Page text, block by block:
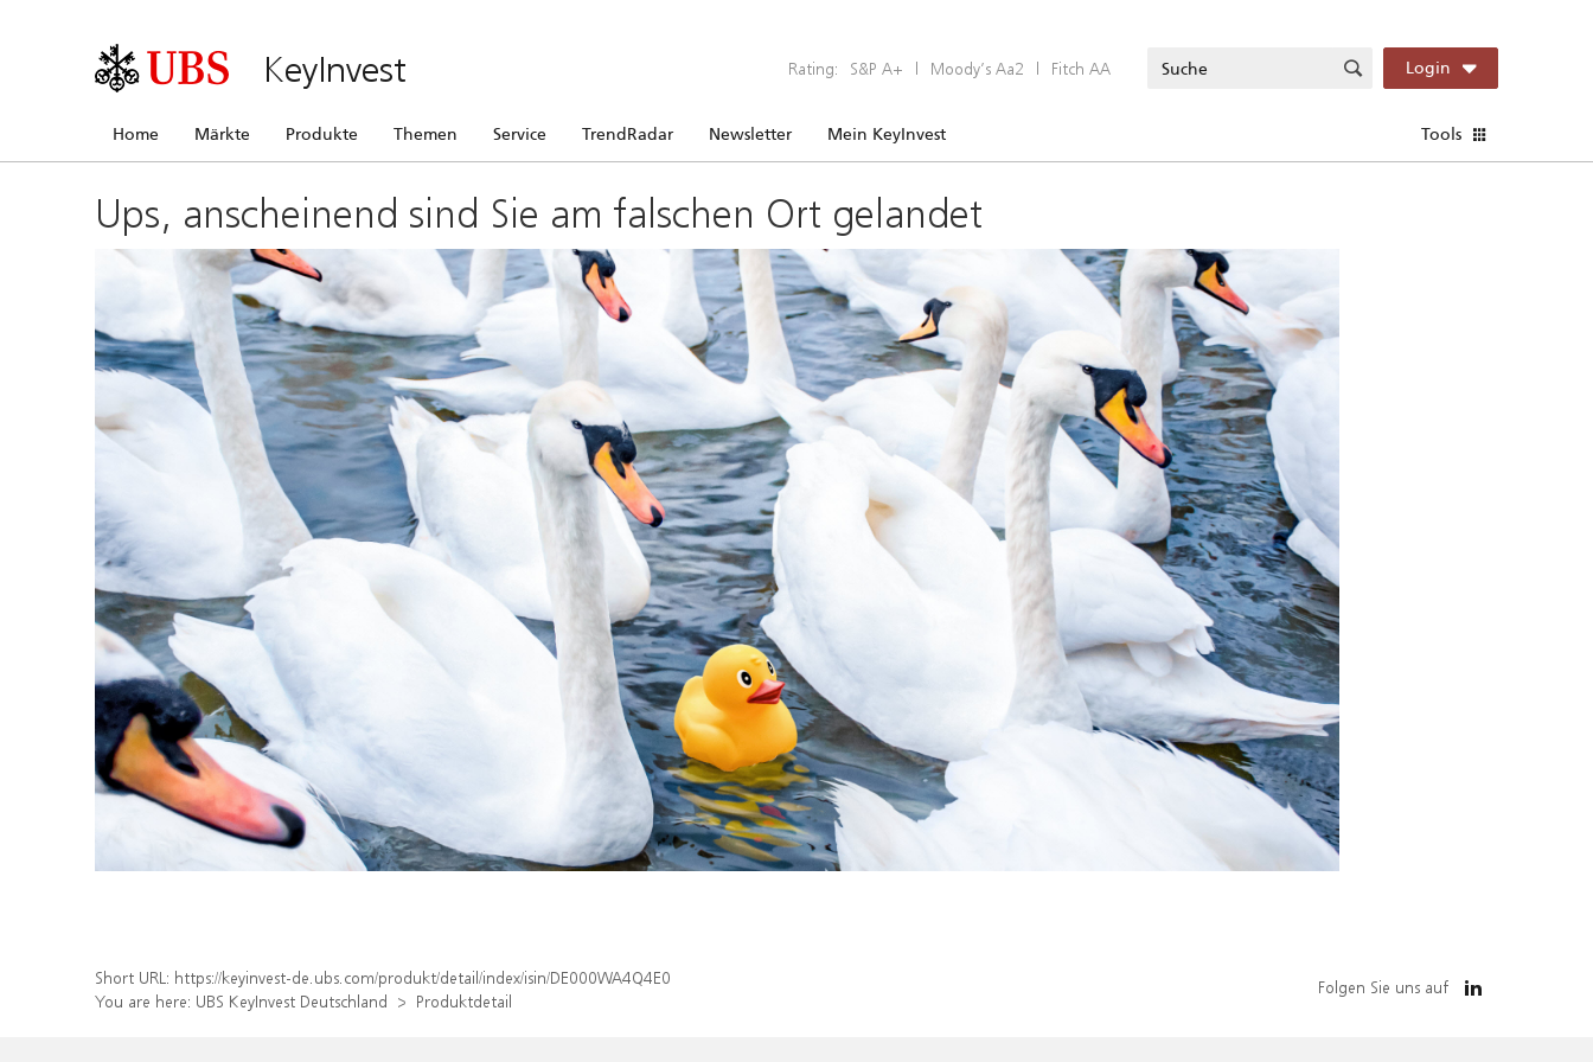
KeyInvest Rating: S&P A+ | Moody’s Aa2 | Fitch AA Login
Home Märkte Produkte Themen Service TrendRadar Newsletter Mein KeyInvest Tools
Ups, anscheinend sind Sie am falschen Ort gelandet
Short URL: https://keyinvest-de.ubs.com/produkt/detail/index/isin/DE000WA4Q4E0
You are here: UBS KeyInvest Deutschland Produktdetail
Folgen Sie uns auf